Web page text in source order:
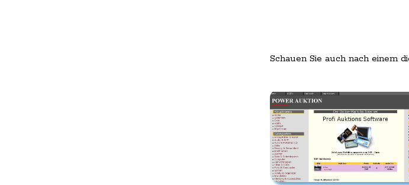
Schauen Sie auch nach einem